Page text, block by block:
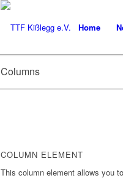
Home
Columns
COLUMN ELEMENT
This column element allows you